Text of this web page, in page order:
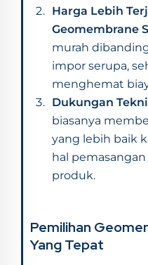
Harga Lebih
Geomembrane
murah
impor serupa,
menghemat
Dukungan
biasanya
yang lebih baik
hal
produk.
Pemilihan
Yang Tepat